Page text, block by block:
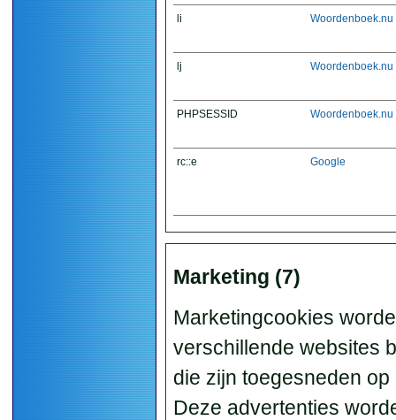
li Woordenboek.nu
lj Woordenboek.nu
PHPSESSID Woordenboek.nu
rc::e Google
Marketing (7)
Marketingcookies
verschillende websites
die zijn toegesneden
Deze advertenties